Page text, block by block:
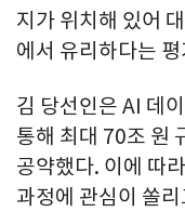
지가 위치해 있어
에서 유리하다는
김 당선인은 AI 데
통해 최대 70조 원
공약했다. 이에 따
과정에 관심이 쏠